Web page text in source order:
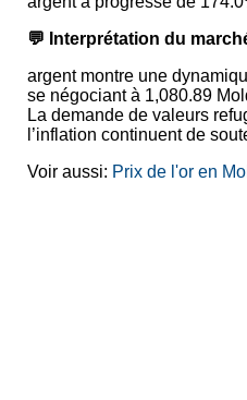
💬 Interprétation du
argent montre une
se négociant à 1,080.89
La demande de valeurs
l’inflation continuent de
Voir aussi: Prix de l'or en